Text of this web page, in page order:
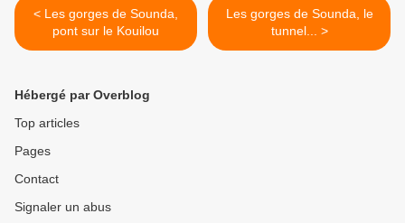
< Les gorges de Sounda,
pont sur le Kouilou
Les gorges de Sounda, le
tunnel... >
Hébergé par Overblog
Top articles
Pages
Contact
Signaler un abus